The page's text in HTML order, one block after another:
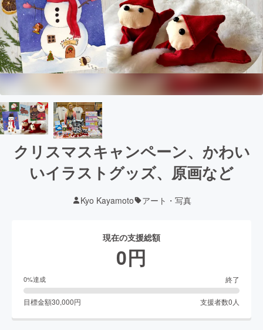
クリスマスキャンペーン、かわい
いイラストグッズ、原画など
Kyo Kayamoto アート・写真
現在の支援総額
0円
0%達成 終了
目標金額30,000円 支援者数0 人